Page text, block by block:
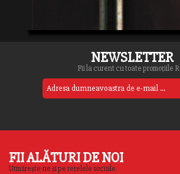
NEWSLETTER
Fii la curent cu toate promoțiile
FII ALĂTURI DE NOI
Urmărește-ne și pe rețelele sociale.